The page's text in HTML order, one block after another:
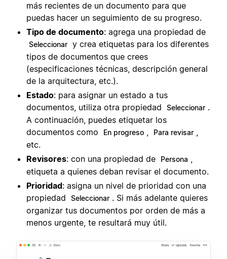
más recientes de un documento para que
puedas hacer un seguimiento de su progreso.
Tipo de documento: agrega una propiedad de
Seleccionar y crea etiquetas para los diferentes
tipos de documentos que crees
(especificaciones técnicas, descripción general
de la arquitectura, etc.).
Estado: para asignar un estado a tus
documentos, utiliza otra propiedad
Seleccionar .
A continuación, puedes etiquetar los
documentos como
En progreso , Para revisar ,
etc.
Revisores: con una propiedad de Persona ,
etiqueta a quienes deban revisar el documento.
Prioridad: asigna un nivel de prioridad con una
propiedad
Seleccionar . Si más adelante quieres
organizar tus documentos por orden de más a
menos urgente, te resultará muy útil.